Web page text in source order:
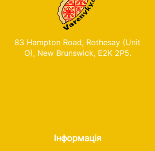
83 Hampton Road, Rothesay (Unit
O), New Brunswick, E2K 2P5.
Інформація